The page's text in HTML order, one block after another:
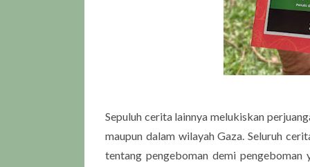
Sepuluh cerita lainnya melukiskan
maupun dalam wilayah Gaza. Seluruh
tentang pengeboman demi pengeboman